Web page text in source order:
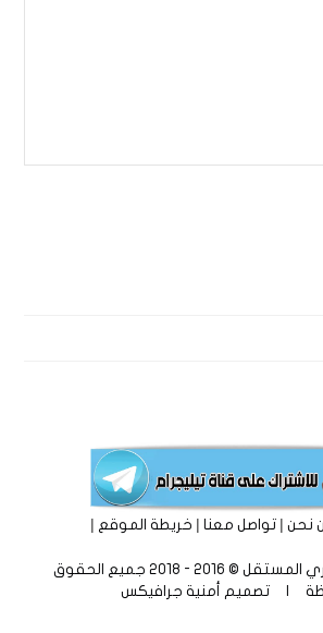
نحن|تواصل معنا|خريطة الموقع |
موقع ( لا ) الأخباري المستقل © 2016 - 2018 جميع الحقوق
| تصميم أمنية جرافيكس